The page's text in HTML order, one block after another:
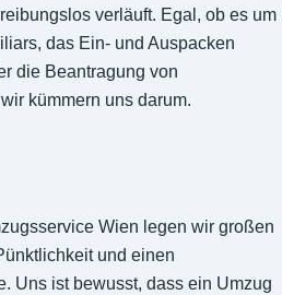
verläuft. Egal, ob es um
das Ein- und Auspacken
die Beantragung von
kümmern uns darum.
Wien legen wir großen
und einen
Uns ist bewusst, dass ein Umzug